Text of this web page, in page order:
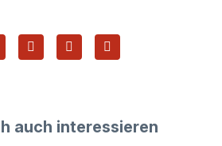
auch interessieren